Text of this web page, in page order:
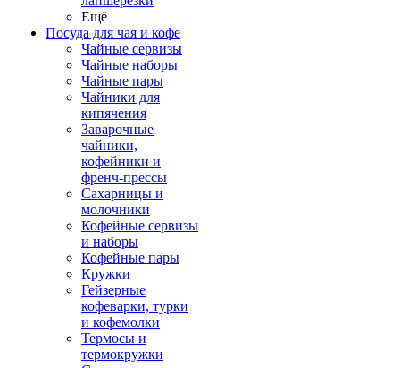
Ещё
Посуда для чая и кофе
Чайные сервизы
Чайные наборы
Чайные пары
Чайники для
кипячения
Заварочные
чайники,
кофейники и
френч-прессы
Сахарницы и
молочники
Кофейные сервизы
и наборы
Кофейные пары
Кружки
Гейзерные
кофеварки, турки
и кофемолки
Термосы и
термокружки